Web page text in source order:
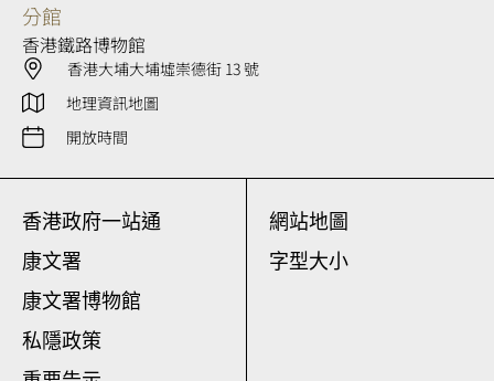
分館
香港鐵路博物館
香港大埔大埔墟崇德街 13 號
地理資訊地圖
開放時間
香港政府一站通
康文署
康文署博物館
私隱政策
網站地圖
字型大小